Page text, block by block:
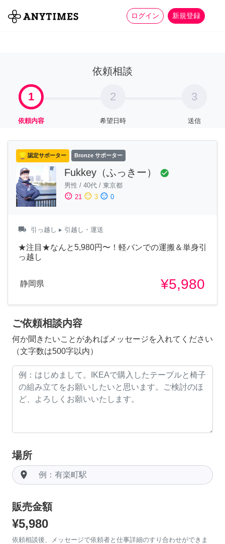
ログイン 新規登録
全て 家事 more_horiz
依頼相談
1
依頼内容
2
希望日時
3
送信
認定サポーター Bronze サポーター
Fukkey（ふっきー） check_circle
男性 / 40代 / 東京都
sentiment_satisfied 21 sentiment_neutral 3 sentiment_dissatisfied 0
local_shipping 引っ越し ▸ 引越し・運送
★注目★なんと5,980円〜！軽バンでの運搬＆単身引
っ越し
静岡県 ¥5,980
ご依頼相談内容
何か聞きたいことがあればメッセージを入れてください
（文字数は500字以内）
場所
room
販売金額
¥5,980
依頼相談後、メッセージで依頼者と仕事詳細のすり合わせができま